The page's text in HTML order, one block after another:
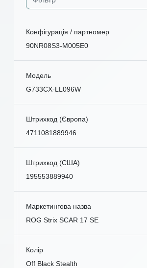
Конфігурація / партномер
90NR08S3-M005E0
Модель
G733CX-LL096W
Штрихкод (Європа)
4711081889946
Штрихкод (США)
195553889940
Маркетингова назва
ROG Strix SCAR 17 SE
Колір
Off Black Stealth